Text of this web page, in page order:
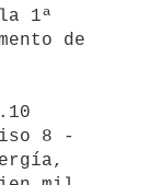
de
8 -